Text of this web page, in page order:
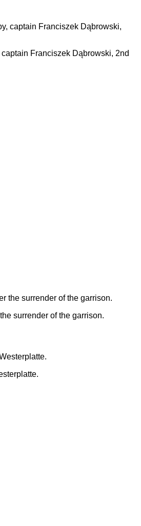
Franciszek Dąbrowski, 2nd
surrender of the garrison.